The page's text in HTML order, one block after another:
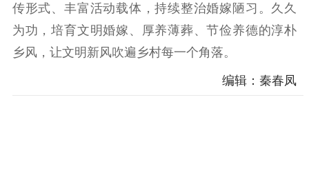
传形式、丰富活动载体，持续整治婚嫁陋习。久久
为功，培育文明婚嫁、厚养薄葬、节俭养德的淳朴
乡风，让文明新风吹遍乡村每一个角落。
编辑：秦春凤